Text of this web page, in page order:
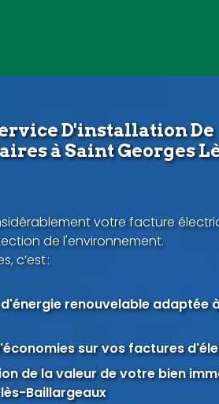
D'installation De
à Saint Georges
votre facture
de l'environnement.
c’est :
renouvelable adaptée
sur vos factures
de la valeur de votre bien
Baillargeaux